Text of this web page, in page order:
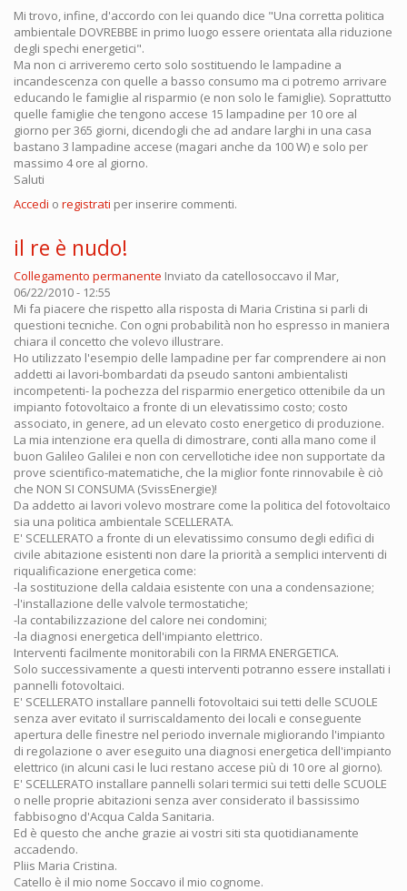
Mi trovo, infine, d'accordo con lei quando dice "Una corretta politica
ambientale DOVREBBE in primo luogo essere orientata alla riduzione
degli spechi energetici".
Ma non ci arriveremo certo solo sostituendo le lampadine a
incandescenza con quelle a basso consumo ma ci potremo arrivare
educando le famiglie al risparmio (e non solo le famiglie). Soprattutto
quelle famiglie che tengono accese 15 lampadine per 10 ore al
giorno per 365 giorni, dicendogli che ad andare larghi in una casa
bastano 3 lampadine accese (magari anche da 100 W) e solo per
massimo 4 ore al giorno.
Saluti
Accedi o registrati per inserire commenti.
il re è nudo!
Collegamento permanente Inviato da catellosoccavo il Mar,
06/22/2010 - 12:55
Mi fa piacere che rispetto alla risposta di Maria Cristina si parli di
questioni tecniche. Con ogni probabilità non ho espresso in maniera
chiara il concetto che volevo illustrare.
Ho utilizzato l'esempio delle lampadine per far comprendere ai non
addetti ai lavori-bombardati da pseudo santoni ambientalisti
incompetenti- la pochezza del risparmio energetico ottenibile da un
impianto fotovoltaico a fronte di un elevatissimo costo; costo
associato, in genere, ad un elevato costo energetico di produzione.
La mia intenzione era quella di dimostrare, conti alla mano come il
buon Galileo Galilei e non con cervellotiche idee non supportate da
prove scientifico-matematiche, che la miglior fonte rinnovabile è ciò
che NON SI CONSUMA (SvissEnergie)!
Da addetto ai lavori volevo mostrare come la politica del fotovoltaico
sia una politica ambientale SCELLERATA.
E' SCELLERATO a fronte di un elevatissimo consumo degli edifici di
civile abitazione esistenti non dare la priorità a semplici interventi di
riqualificazione energetica come:
-la sostituzione della caldaia esistente con una a condensazione;
-l'installazione delle valvole termostatiche;
-la contabilizzazione del calore nei condomini;
-la diagnosi energetica dell'impianto elettrico.
Interventi facilmente monitorabili con la FIRMA ENERGETICA.
Solo successivamente a questi interventi potranno essere installati i
pannelli fotovoltaici.
E' SCELLERATO installare pannelli fotovoltaici sui tetti delle SCUOLE
senza aver evitato il surriscaldamento dei locali e conseguente
apertura delle finestre nel periodo invernale migliorando l'impianto
di regolazione o aver eseguito una diagnosi energetica dell'impianto
elettrico (in alcuni casi le luci restano accese più di 10 ore al giorno).
E' SCELLERATO installare pannelli solari termici sui tetti delle SCUOLE
o nelle proprie abitazioni senza aver considerato il bassissimo
fabbisogno d'Acqua Calda Sanitaria.
Ed è questo che anche grazie ai vostri siti sta quotidianamente
accadendo.
Pliis Maria Cristina.
Catello è il mio nome Soccavo il mio cognome.